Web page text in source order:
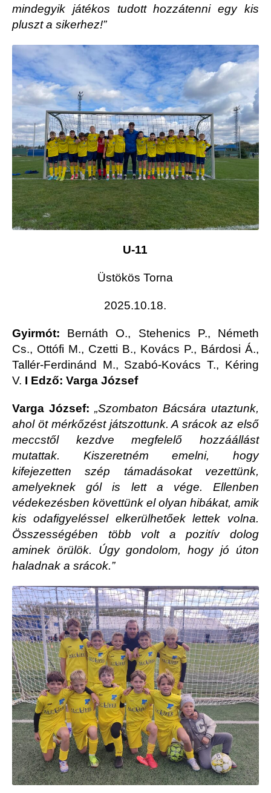
mindegyik játékos tudott hozzátenni egy kis
pluszt a sikerhez!”
U-11
Üstökös Torna
2025.10.18.
Gyirmót: Bernáth O., Stehenics P., Németh
Cs., Ottófi M., Czetti B., Kovács P., Bárdosi Á.,
Tallér-Ferdinánd M., Szabó-Kovács T., Kéring
V. I Edző: Varga József
Varga József: „Szombaton Bácsára utaztunk,
ahol öt mérkőzést játszottunk. A srácok az első
meccstől kezdve megfelelő hozzáállást
mutattak. Kiszeretném emelni, hogy
kifejezetten szép támadásokat vezettünk,
amelyeknek gól is lett a vége. Ellenben
védekezésben követtünk el olyan hibákat, amik
kis odafigyeléssel elkerülhetőek lettek volna.
Összességében több volt a pozitív dolog
aminek örülök. Úgy gondolom, hogy jó úton
haladnak a srácok.”